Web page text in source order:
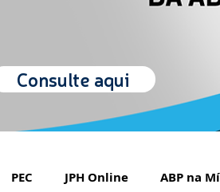
Consulte aqui
PEC JPH Online ABP na